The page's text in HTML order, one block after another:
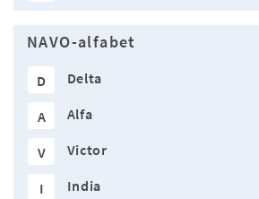
NAVO-alfabet
D Delta
A Alfa
V Victor
I India